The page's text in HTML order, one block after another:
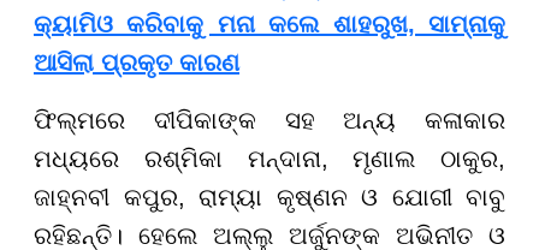
କ୍ୟାମିଓ କରିବାକୁ ମନା କଲେ ଶାହରୁଖ, ସାମ୍ନାକୁ
ଆସିଲା ପ୍ରକୃତ କାରଣ
ଫିଲ୍ମରେ ଦୀପିକାଙ୍କ ସହ ଅନ୍ୟ କଳାକାର
ମଧ୍ୟରେ ରଶ୍ମିକା ମନ୍ଦାନା, ମୃଣାଲ ଠାକୁର,
ଜାହ୍ନବୀ କପୁର, ରାମ୍ୟା କୃଷ୍ଣନ ଓ ଯୋଗୀ ବାବୁ
ରହିଛନ୍ତି। ହେଲେ ଅଲ୍ଲୁ ଅର୍ଜୁନଙ୍କ ଅଭିନୀତ ଓ